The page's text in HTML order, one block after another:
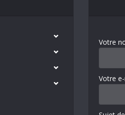
Votre
Votre